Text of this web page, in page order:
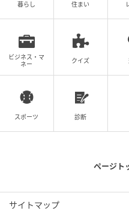
次の記事
小説からペッ
暮らし 住まい
ビジネス・マ
ネー
クイズ
スポーツ 診断
ページト
サイトマップ